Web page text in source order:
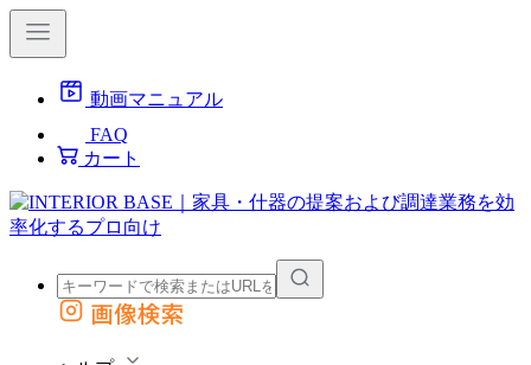
動画マニュアル
FAQ
カート
外部サイトの商品をカートに追加
画像検索